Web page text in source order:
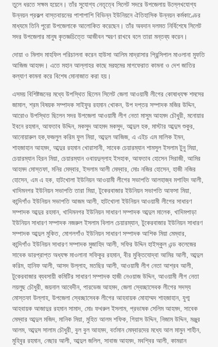
তুলে ধরতে সক্ষম হয়েনে। তাঁর সুযোগ্য নেতৃত্বে সিলেট সদরে উপজেলায় উল্লেখযোগ্য
উন্নয়ন প্রকল্প বাস্তবায়নের পাশাপাশি বিভিন্ন ইউনিয়নে ঐতিহাসিক উন্নয়ন কর্মকাণ্ডের
মাধ্যমে তিনি পুরো উপজেলাকে আলোকিত করেছেন। তাঁর অবদান দলমত নির্বিশেষে সিলেট
সদর উপজেলার মানুষ কৃতজ্ঞচিত্তে আজীবন স্মরণ রাখবে বলে তারা মন্তব্য করেন।
দোয়া ও মিলাদ মাহফিল পরিচালনা করেন হাউসা আলিম মাদ্রাসার প্রিন্সিপাল মাওলানা মুফতি
আজিজ আহমদ। এতে মহান আল্লাহর কাছে মরহুমের মাগফেরাত কামনা ও দেশ জাতির
কল্যাণ কামনা করে বিশেষ মোনাজাত করা হয়।
এসময় বিশিষ্টজনের মধ্যে উপস্থিত ছিলেন সিলেট জেলা আওয়ামী লীগের কোষাধ্যক্ষ শমসের
জামাল, শ্রম বিষয়ক সম্পাদক সাইফুর রহমান খোকন, উপ দপ্তর সম্পাদক মজির উদ্দিন,
আরোও উপস্থিত ছিলেন সদর উপজেলা আওয়ামী লীগ নেতা মাসুম আহমদ চৌধুরী, মনোয়ার
ইবনে রহমান, আফতাব উদ্দিন, মকসুদ আহমদ মকসুদ, আব্দুল হক, মাস্টার আব্দুস শুকুর,
আনোয়ারুল হক,ফজলুল করিম ফুল মিয়া, আব্দুল আজিজ, এ এইচ এম মালিক ইমন,
শাহজাহান আহমদ, আব্দুর রহমান খোরাসানী, সাবেক চেয়ারম্যান শামসুল ইসলাম টুনু মিয়া,
চেয়ারম্যান হিরন মিয়া, চেয়ারম্যান ওবায়দুল্লাহ ইসহাক, আফতাব হোসেন সিরাজী, আমির
আহমদ মোস্তফা, মনির মেম্বার, ইসলাম আলী মেম্বার, মোঃ নজির হোসেন, হাজী নজির
হোসেন, এম এ হক, হাটখোলা ইউনিয়ন আওয়ামী লীগের সভাপতি আলহাজ্ব মশাহিদ আলী,
খাদিমনগর ইউনিয়ন সভাপতি তারা মিয়া, টুকেরবাজার ইউনিয়ন সভাপতি আফসা মিয়া,
কান্দিগাঁও ইউনিয়ন সভাপতি আজম আলী, হাটখোলা ইউনিয়ন আওয়ামী লীগের সাধারণ
সম্পাদক আব্দুর রহমান, খাদিমনগর ইউনিয়ন সাধারণ সম্পাদক আব্দুল মালেক, খাদিমপাড়া
ইউনিয়ন সাধারণ সম্পাদক নজরুল ইসলাম বিলাল চেয়ারম্যান, টুকেরবাজার ইউনিয়ন সাধারণ
সম্পাদক আব্দুল মুকিত, মোগলগাঁও ইউনিয়ন সাধারণ সম্পাদক আশিক মিয়া মেম্বার,
কান্দিগাঁও ইউনিয়ন সাধারণ সম্পাদক মুজাহিদ আলী, সফির উদ্দিন হাইস্কুল এন্ড কলেজের
সাবেক ভারপ্রাপ্ত অধ্যক্ষ মাওলানা সফিকুর রহমান, বীর মুক্তিযোদ্বা আমির আলী, আব্দুল
করিম, হানিফ আলী, আসদ উল্লাহ, মতছির আলী, আওয়ামী লীগ নেতা আশ্রব আলী,
টুকেরবাজার ব্যবসায়ী কমিটির সাধারণ সম্পাদক হাজী নেওয়াজ উদ্দিন, আওয়ামী লীগ নেতা
লয়লুছ চৌধুরী, জয়নাল আবেদীন, পারভেজ আহমদ, জেলা স্বেচ্ছাসেবক লীগের সদস্য
মোস্তফা উল্লাহ, উপজেলা স্বেচ্ছাসেবক লীগের আহবায়ক মোহাম্মদ শাহজাহান, যুগ্ম
আহবায়ক আজাদুর রহমান সামাদ, মোঃ ফখরুল ইসলাম, প্রভাষক সেলিম আহমদ, সাবেক
মেম্বার আব্দুল মজিদ, মানিক মিয়া, মুহিত আলম শফিক, গিয়াস উদ্দিন, নিজাম উদ্দিন, মঞ্জুর
আলম, আব্দুস সালাম চৌধুরী, বুল বুল আহমদ, বর্তমান মেম্বারদের মধ্যে আল মামুন শাহীন,
মুহিবুর রহমান, নেছার আলী, আব্দুল জলিল, সাবাজ আহমদ, মবশ্বির আলী, কামরান